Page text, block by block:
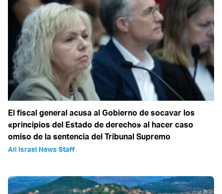
El fiscal general acusa al Gobierno de socavar los
«principios del Estado de derecho» al hacer caso
omiso de la sentencia del Tribunal Supremo
All Israel News Staff